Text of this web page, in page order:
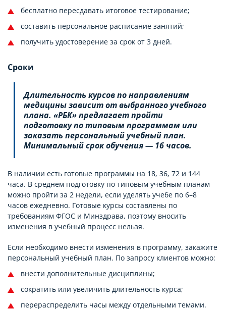
бесплатно пересдавать итоговое тестирование;
составить персональное расписание занятий;
получить удостоверение за срок от 3 дней.
Сроки
Длительность курсов по направлениям
медицины зависит от выбранного учебного
плана. «РБК» предлагает пройти
подготовку по типовым программам или
заказать персональный учебный план.
Минимальный срок обучения — 16 часов.
В наличии есть готовые программы на 18, 36, 72 и 144
часа. В среднем подготовку по типовым учебным планам
можно пройти за 2 недели, если уделять учебе по 6–8
часов ежедневно. Готовые курсы составлены по
требованиям ФГОС и Минздрава, поэтому вносить
изменения в учебный процесс нельзя.
Если необходимо внести изменения в программу, закажите
персональный учебный план. По запросу клиентов можно:
внести дополнительные дисциплины;
сократить или увеличить длительность курса;
перераспределить часы между отдельными темами.